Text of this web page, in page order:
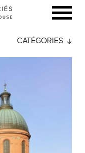
CATÉGORIES